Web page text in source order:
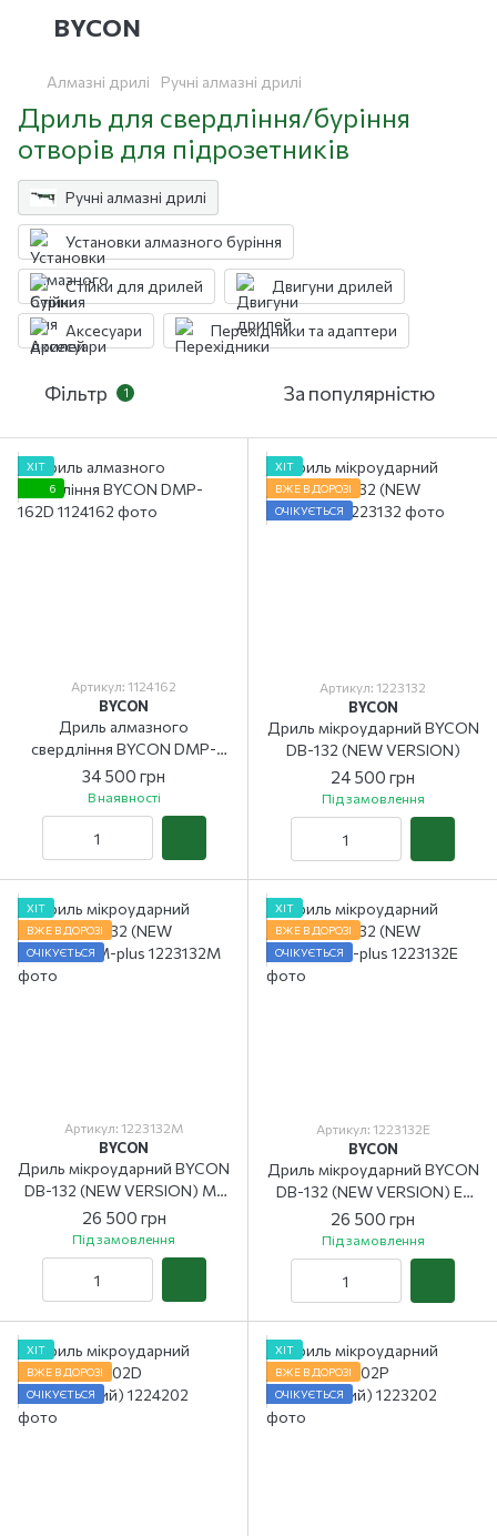
BYCON
Алмазні дрилі Ручні алмазні дрилі
Дриль для свердління/буріння
отворів для підрозетників
Ручні алмазні дрилі
Установки алмазного буріння
Стійки для дрилей Двигуни дрилей
Аксесуари Перехідники та адаптери
Фільтр 1 За популярністю
ХІТ
6
Артикул: 1124162
BYCON
Дриль алмазного
свердління BYCON DMP-
162D
34 500 грн
В наявності
ХІТ
ВЖЕ В ДОРОЗІ
ОЧІКУЄТЬСЯ
Артикул: 1223132
BYCON
Дриль мікроударний BYCON
DB-132 (NEW VERSION)
24 500 грн
Під замовлення
ХІТ
ВЖЕ В ДОРОЗІ
ОЧІКУЄТЬСЯ
Артикул: 1223132M
BYCON
Дриль мікроударний BYCON
DB-132 (NEW VERSION) M-
plus
26 500 грн
Під замовлення
ХІТ
ВЖЕ В ДОРОЗІ
ОЧІКУЄТЬСЯ
Артикул: 1223132E
BYCON
Дриль мікроударний BYCON
DB-132 (NEW VERSION) E-
plus
26 500 грн
Під замовлення
ХІТ
ВЖЕ В ДОРОЗІ
ОЧІКУЄТЬСЯ
ХІТ
ВЖЕ В ДОРОЗІ
ОЧІКУЄТЬСЯ